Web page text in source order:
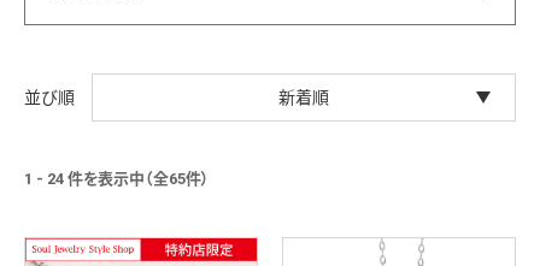
新着順
1 - 24 件を表示中（全65件）